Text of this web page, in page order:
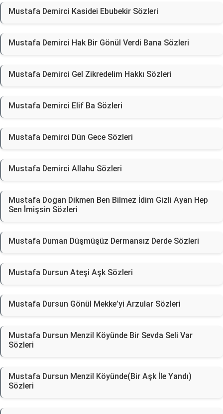
Mustafa Demirci Kasidei Ebubekir Sözleri
Mustafa Demirci Hak Bir Gönül Verdi Bana Sözleri
Mustafa Demirci Gel Zikredelim Hakkı Sözleri
Mustafa Demirci Elif Ba Sözleri
Mustafa Demirci Dün Gece Sözleri
Mustafa Demirci Allahu Sözleri
Mustafa Doğan Dikmen Ben Bilmez İdim Gizli Ayan Hep
Sen İmişsin Sözleri
Mustafa Duman Düşmüşüz Dermansız Derde Sözleri
Mustafa Dursun Ateşi Aşk Sözleri
Mustafa Dursun Gönül Mekke’yi Arzular Sözleri
Mustafa Dursun Menzil Köyünde Bir Sevda Seli Var
Sözleri
Mustafa Dursun Menzil Köyünde(Bir Aşk İle Yandı)
Sözleri